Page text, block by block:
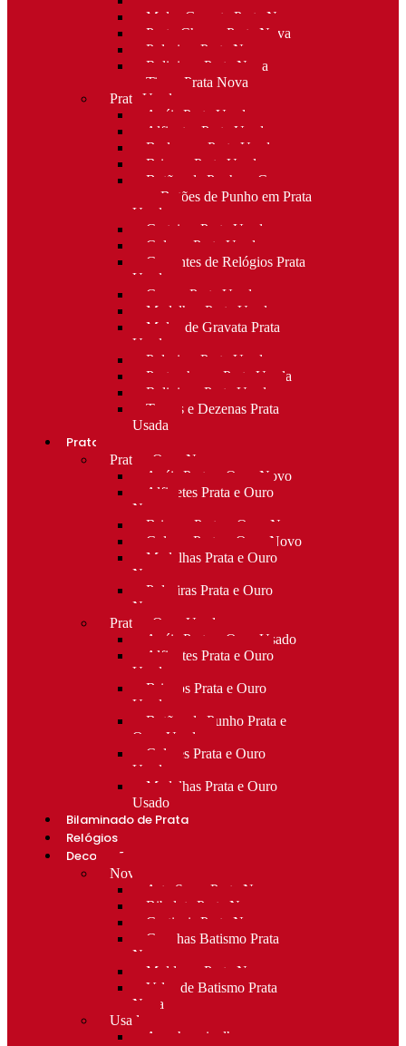
Molas Gravata Prata Nova
Porta-Chaves Prata Nova
Pulseiras Prata Nova
Religioso Prata Nova
Tiaras Prata Nova
Prata Usada
Anéis Prata Usada
Alfinetes Prata Usada
Berloques Prata Usada
Brincos Prata Usada
Botões de Punho e Capas
para Botões de Punho em Prata
Usada
Carteiras Prata Usada
Colares Prata Usada
Correntes de Relógios Prata
Usada
Cruzes Prata Usada
Medalhas Prata Usada
Molas de Gravata Prata
Usada
Pulseiras Prata Usada
Porta-chaves Prata Usada
Religioso Prata Usada
Terços e Dezenas Prata
Usada
Prata e ouro
Prata e Ouro Novo
Anéis Prata e Ouro Novo
Alfinetes Prata e Ouro
Novo
Brincos Prata e Ouro Novo
Colares Prata e Ouro Novo
Medalhas Prata e Ouro
Novo
Pulseiras Prata e Ouro
Novo
Prata e Ouro Usado
Anéis Prata e Ouro Usado
Alfinetes Prata e Ouro
Usado
Brincos Prata e Ouro
Usado
Botões de Punho Prata e
Ouro Usado
Colares Prata e Ouro
Usado
Medalhas Prata e Ouro
Usado
Bilaminado de Prata
Relógios
Decoração
Novo
Arte Sacra Prata Nova
Bibelots Prata Nova
Castiçais Prata Nova
Conchas Batismo Prata
Nova
Molduras Prata Nova
Velas de Batismo Prata
Nova
Usado
Apanha migalhas